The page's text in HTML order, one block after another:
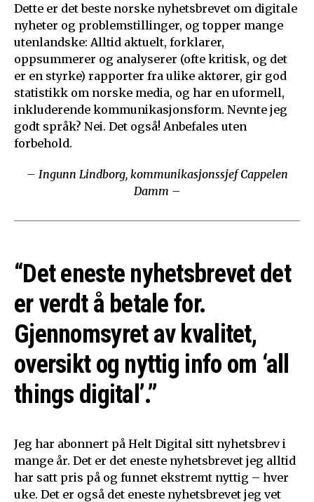
Dette er det beste norske nyhetsbrevet om digitale
nyheter og problemstillinger, og topper mange
utenlandske: Alltid aktuelt, forklarer,
oppsummerer og analyserer (ofte kritisk, og det
er en styrke) rapporter fra ulike aktører, gir god
statistikk om norske media, og har en uformell,
inkluderende kommunikasjonsform. Nevnte jeg
godt språk? Nei. Det også! Anbefales uten
forbehold.
– Ingunn Lindborg, kommunikasjonssjef Cappelen
Damm –
“Det eneste nyhetsbrevet det
er verdt å betale for.
Gjennomsyret av kvalitet,
oversikt og nyttig info om ‘all
things digital’.”
Jeg har abonnert på Helt Digital sitt nyhetsbrev i
mange år. Det er det eneste nyhetsbrevet jeg alltid
har satt pris på og funnet ekstremt nyttig – hver
uke. Det er også det eneste nyhetsbrevet jeg vet